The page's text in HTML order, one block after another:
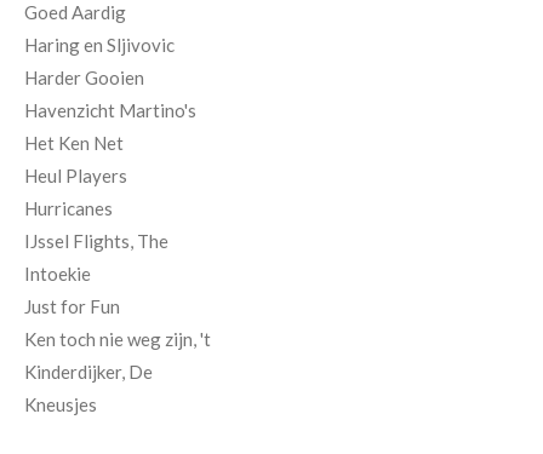
Goed Aardig
Haring en Sljivovic
Harder Gooien
Havenzicht Martino's
Het Ken Net
Heul Players
Hurricanes
IJssel Flights, The
Intoekie
Just for Fun
Ken toch nie weg zijn, 't
Kinderdijker, De
Kneusjes